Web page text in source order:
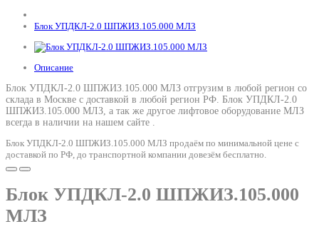
Блок УПДКЛ-2.0 ШПЖИЗ.105.000 МЛЗ
Описание
Блок УПДКЛ-2.0 ШПЖИЗ.105.000 МЛЗ отгрузим в любой регион со
склада в Москве с доставкой в любой регион РФ. Блок УПДКЛ-2.0
ШПЖИЗ.105.000 МЛЗ, а так же другое лифтовое оборудование МЛЗ
всегда в наличии на нашем сайте .
Блок УПДКЛ-2.0 ШПЖИЗ.105.000 МЛЗ продаём по минимальной цене с
доставкой по РФ, до транспортной компании довезём бесплатно.
Блок УПДКЛ-2.0 ШПЖИЗ.105.000
МЛЗ